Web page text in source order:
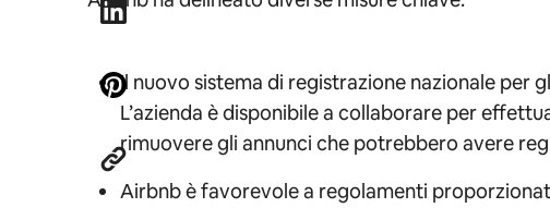
Il nuovo sistema di registrazione nazionale per
L’azienda è disponibile a collaborare per
rimuovere gli annunci che potrebbero avere
Airbnb è favorevole a regolamenti